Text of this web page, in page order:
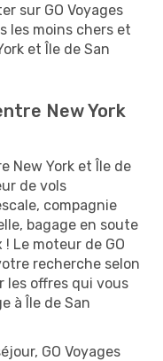
sur GO Voyages
les moins chers et
et Île de San
New York
New York et Île de
de vols
compagnie
bagage en soute
Le moteur de GO
recherche selon
les offres qui vous
à Île de San
GO Voyages